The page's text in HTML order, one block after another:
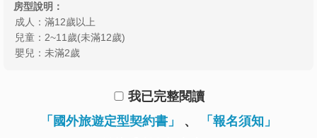
房型說明：
成人：滿12歲以上
兒童：2~11歲(未滿12歲)
嬰兒：未滿2歲
我已完整閱讀
「國外旅遊定型契約書」
、
「報名須知」